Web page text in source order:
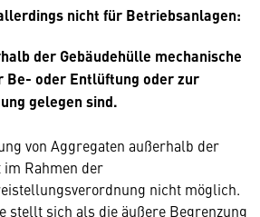
nicht für Betriebsanlagen:
der Gebäudehülle mechanische
Be- oder Entlüftung oder zur
gelegen sind.
von Aggregaten außerhalb der
im Rahmen der
nicht möglich.
stellt sich als die äußere Begrenzung